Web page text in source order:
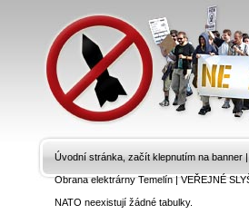
Úvodní stránka, začít klepnutím na banner |
Obrana elektrárny Temelín|VEŘEJNÉ
NATO neexistují žádné tabulky.